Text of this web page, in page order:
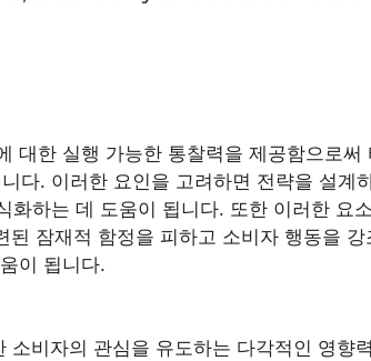
대한 실행 가능한 통찰력을 제공함으로써
다. 이러한 요인을 고려하면 전략을 설계
하는 데 도움이 됩니다. 또한 이러한 요
잠재적 함정을 피하고 소비자 행동을 강
이 됩니다.
소비자의 관심을 유도하는 다각적인 영향